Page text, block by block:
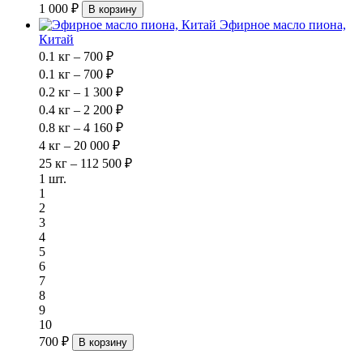
1 000 ₽
В корзину
Эфирное масло пиона,
Китай
0.1 кг – 700 ₽
0.1 кг – 700 ₽
0.2 кг – 1 300 ₽
0.4 кг – 2 200 ₽
0.8 кг – 4 160 ₽
4 кг – 20 000 ₽
25 кг – 112 500 ₽
1 шт.
1
2
3
4
5
6
7
8
9
10
700 ₽
В корзину